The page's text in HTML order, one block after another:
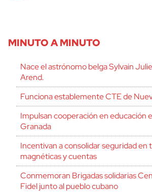
MINUTO A MINUTO
Nace el astrónomo belga Sylvain
Arend.
Funciona establemente CTE de
Impulsan cooperación en educación
Granada
Incentivan a consolidar seguridad en
magnéticas y cuentas
Conmemoran Brigadas solidarias
Fidel junto al pueblo cubano